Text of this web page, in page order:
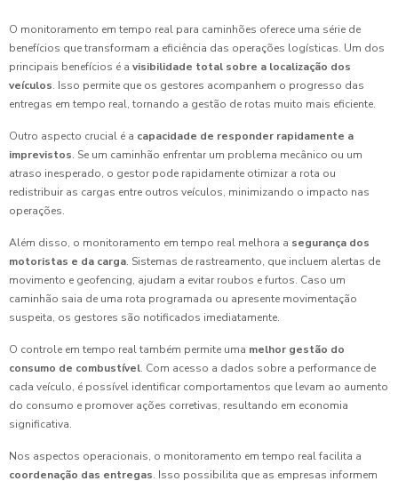
O monitoramento em tempo real para caminhões oferece uma série de
benefícios que transformam a eficiência das operações logísticas. Um dos
principais benefícios é a visibilidade total sobre a localização dos
veículos. Isso permite que os gestores acompanhem o progresso das
entregas em tempo real, tornando a gestão de rotas muito mais eficiente.
Outro aspecto crucial é a capacidade de responder rapidamente a
imprevistos. Se um caminhão enfrentar um problema mecânico ou um
atraso inesperado, o gestor pode rapidamente otimizar a rota ou
redistribuir as cargas entre outros veículos, minimizando o impacto nas
operações.
Além disso, o monitoramento em tempo real melhora a segurança dos
motoristas e da carga. Sistemas de rastreamento, que incluem alertas de
movimento e geofencing, ajudam a evitar roubos e furtos. Caso um
caminhão saia de uma rota programada ou apresente movimentação
suspeita, os gestores são notificados imediatamente.
O controle em tempo real também permite uma melhor gestão do
consumo de combustível. Com acesso a dados sobre a performance de
cada veículo, é possível identificar comportamentos que levam ao aumento
do consumo e promover ações corretivas, resultando em economia
significativa.
Nos aspectos operacionais, o monitoramento em tempo real facilita a
coordenação das entregas. Isso possibilita que as empresas informem